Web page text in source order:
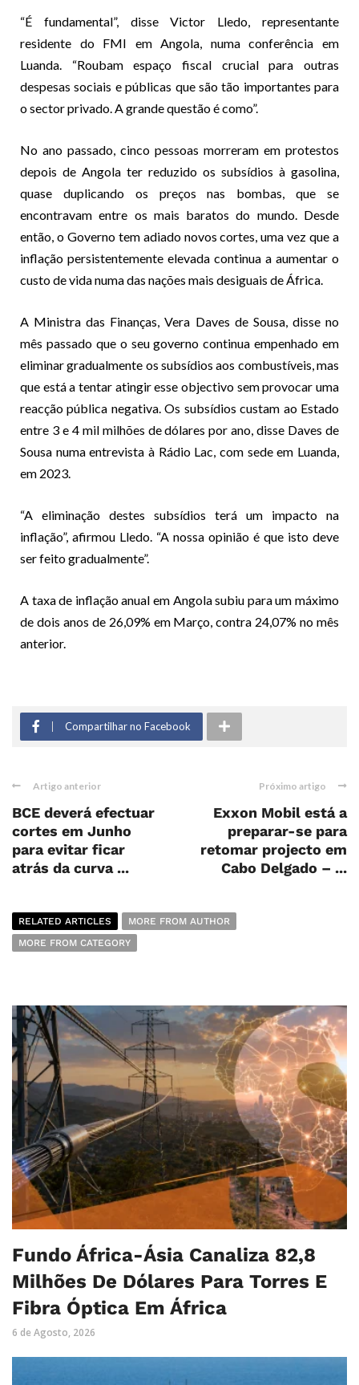
“É fundamental”, disse Victor Lledo, representante
residente do FMI em Angola, numa conferência em
Luanda. “Roubam espaço fiscal crucial para outras
despesas sociais e públicas que são tão importantes para
o sector privado. A grande questão é como”.
No ano passado, cinco pessoas morreram em protestos
depois de Angola ter reduzido os subsídios à gasolina,
quase duplicando os preços nas bombas, que se
encontravam entre os mais baratos do mundo. Desde
então, o Governo tem adiado novos cortes, uma vez que a
inflação persistentemente elevada continua a aumentar o
custo de vida numa das nações mais desiguais de África.
A Ministra das Finanças, Vera Daves de Sousa, disse no
mês passado que o seu governo continua empenhado em
eliminar gradualmente os subsídios aos combustíveis, mas
que está a tentar atingir esse objectivo sem provocar uma
reacção pública negativa. Os subsídios custam ao Estado
entre 3 e 4 mil milhões de dólares por ano, disse Daves de
Sousa numa entrevista à Rádio Lac, com sede em Luanda,
em 2023.
“A eliminação destes subsídios terá um impacto na
inflação”, afirmou Lledo. “A nossa opinião é que isto deve
ser feito gradualmente”.
A taxa de inflação anual em Angola subiu para um máximo
de dois anos de 26,09% em Março, contra 24,07% no mês
anterior.
Compartilhar no Facebook
Artigo anterior
BCE deverá efectuar
cortes em Junho
para evitar ficar
atrás da curva ...
Próximo artigo
Exxon Mobil está a
preparar-se para
retomar projecto em
Cabo Delgado – ...
RELATED ARTICLES
MORE FROM AUTHOR
MORE FROM CATEGORY
Fundo África-Ásia Canaliza 82,8
Milhões De Dólares Para Torres E
Fibra Óptica Em África
6 de Agosto, 2026